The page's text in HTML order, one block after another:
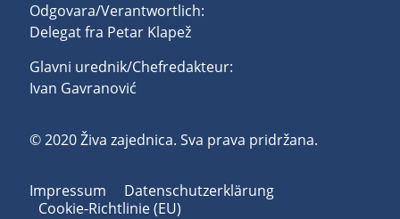
Odgovara/Verantwortlich:
Delegat fra Petar Klapež
Glavni urednik/Chefredakteur:
Ivan Gavranović
© 2020 Živa zajednica. Sva prava pridržana.
Impressum
Datenschutzerklärung
Cookie-Richtlinie (EU)